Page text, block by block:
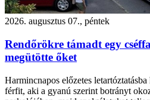
2026. augusztus 07., péntek
Rendőrökre támadt egy
megütötte őket
Harmincnapos előzetes
férfit, aki a gyanú szerint botrányt